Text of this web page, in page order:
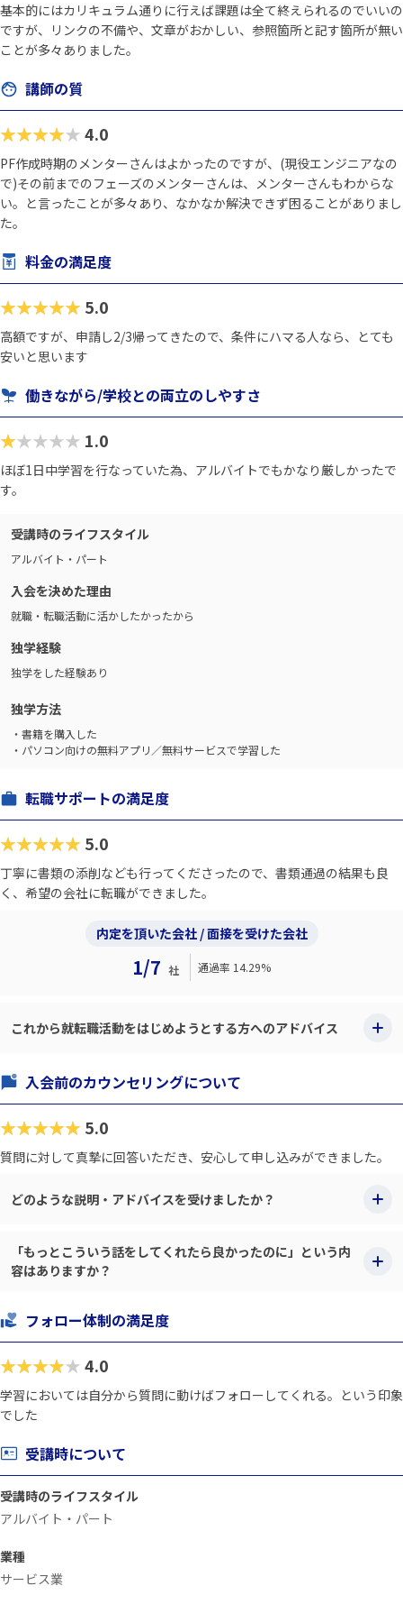
基本的にはカリキュラム通りに行えば課題は全て終えられるのでいいの
ですが、リンクの不備や、文章がおかしい、参照箇所と記す箇所が無い
ことが多々ありました。
講師の質
★★★★★4.0
PF作成時期のメンターさんはよかったのですが、(現役エンジニアなの
で)その前までのフェーズのメンターさんは、メンターさんもわからな
い。と言ったことが多々あり、なかなか解決できず困ることがありまし
た。
料金の満足度
★★★★★ 5.0
高額ですが、申請し2/3帰ってきたので、条件にハマる人なら、とても
安いと思います
働きながら/学校との両立のしやすさ
★★★★★ 1.0
ほぼ1日中学習を行なっていた為、アルバイトでもかなり厳しかったで
す。
受講時のライフスタイル
アルバイト・パート
入会を決めた理由
就職・転職活動に活かしたかったから
独学経験
独学をした経験あり
独学方法
・書籍を購入した
・パソコン向けの無料アプリ／無料サービスで学習した
転職サポートの満足度
★★★★★ 5.0
丁寧に書類の添削なども行ってくださったので、書類通過の結果も良
く、希望の会社に転職ができました。
内定を頂いた会社 / 面接を受けた会社
1/7 社 通過率 14.29%
これから就転職活動をはじめようとする方へのアドバイス
入会前のカウンセリングについて
★★★★★ 5.0
質問に対して真摯に回答いただき、安心して申し込みができました。
どのような説明・アドバイスを受けましたか？
「もっとこういう話をしてくれたら良かったのに」という内
容はありますか？
フォロー体制の満足度
★★★★★4.0
学習においては自分から質問に動けばフォローしてくれる。という印象
でした
受講時について
受講時のライフスタイル
アルバイト・パート
業種
サービス業